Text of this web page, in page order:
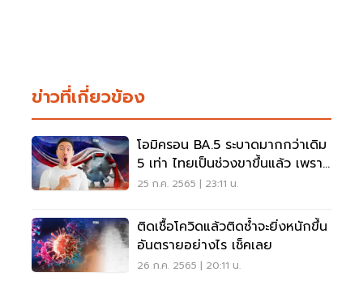
ข่าวที่เกี่ยวข้อง
โอมิครอน BA.5 ระบาดมากกว่าเดิม
5 เท่า ไทยเป็นช่วงขาขึ้นแล้ว เพราะ
อะไร อ่านเลย
25 ก.ค. 2565 | 23:11 น.
ติดเชื้อโควิดแล้วติดซ้ำจะยิ่งหนักขึ้น
อันตรายอย่างไร เช็คเลย
26 ก.ค. 2565 | 20:11 น.